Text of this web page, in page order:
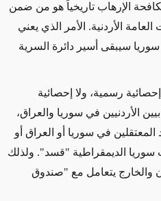
الإرهاب تاريخياً هو من ضمن
الأردنية. الأمر الذي يعني
سيبقى أسير دائرة السرية
رسمية، ولا إحصائية
الأردنيين في سوريا والعراق،
في سوريا أو العراق أو
سوريا الديمقراطية "قسد". ولذلك
والخارج يتعامل مع "صندوق